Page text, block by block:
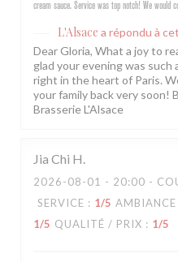
cream sauce. Service was top notch! We would
L'Alsace a répondu à
Dear Gloria, What a joy to
glad your evening was such
right in the heart of Paris.
your family back very soon!
Brasserie L'Alsace
Jia Chi H
2026-08-01 - 20:00 -
SERVICE : 1/5 AMBIANCE
1/5 QUALITÉ / PRIX : 1/5